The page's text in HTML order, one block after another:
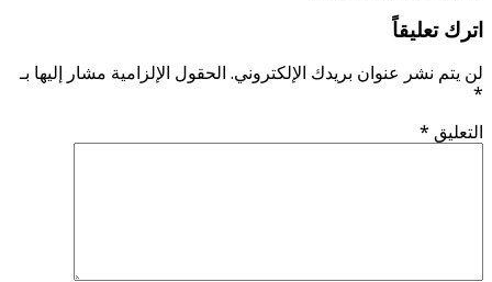
اترك تعليقاً
لن يتم نشر عنوان بريدك الإلكتروني. الحقول الإلزامية مشار إليها بـ
*
التعليق *